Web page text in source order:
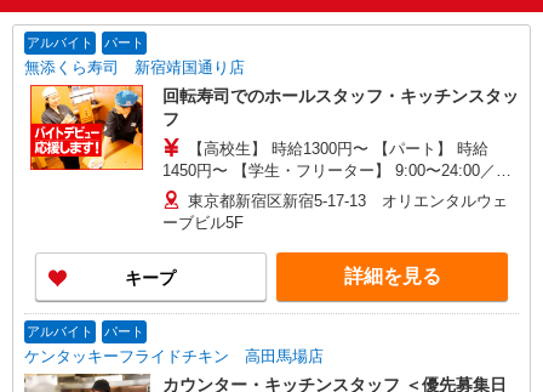
アルバイト パート
無添くら寿司 新宿靖国通り店
回転寿司でのホールスタッフ・キッチンスタッ
フ
【高校生】 時給1300円〜 【パート】 時給
1450円〜 【学生・フリーター】 9:00〜24:00／時
給1450円〜 ※閉店作業含む、作業により終了時間
は前後する場合有 ※22:00以降は時給25％UP ◆プ
レオープンから2ヶ月間基本給より＋200円UP※研
修中は除く ◆土・日・祝日は時給50円UP ※研修
時間（50h）は時給1226円
東京都新宿区新宿5-17-13 オリエンタルウェ
ーブビル5F
キープ 詳細を見る
アルバイト パート
ケンタッキーフライドチキン 高田馬場店
カウンター・キッチンスタッフ ＜優先募集日